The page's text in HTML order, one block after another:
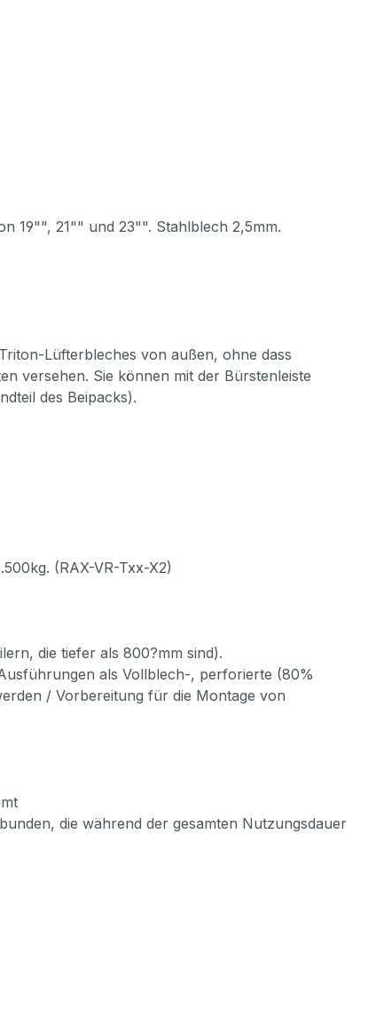
19"", 21"" und 23"". Stahlblech 2,5mm.
Lüfterbleches von außen, ohne dass
versehen. Sie können mit der Bürstenleiste
des Beipacks).
(RAX-VR-Txx-X2)
die tiefer als 800?mm sind).
als Vollblech-, perforierte (80%
/ Vorbereitung für die Montage von
die während der gesamten Nutzungsdauer